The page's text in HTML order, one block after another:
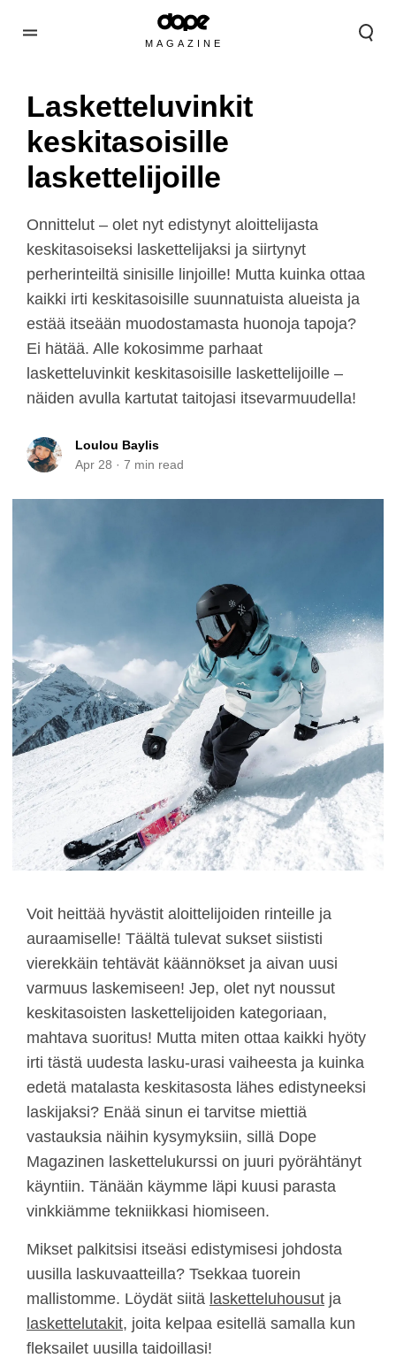
MAGAZINE
Lasketteluvinkit
keskitasoisille
laskettelijoille
Onnittelut – olet nyt edistynyt aloittelijasta
keskitasoiseksi laskettelijaksi ja siirtynyt
perherinteiltä sinisille linjoille! Mutta kuinka ottaa
kaikki irti keskitasoisille suunnatuista alueista ja
estää itseään muodostamasta huonoja tapoja?
Ei hätää. Alle kokosimme parhaat
lasketteluvinkit keskitasoisille laskettelijoille –
näiden avulla kartutat taitojasi itsevarmuudella!
Loulou Baylis
Apr 28 · 7 min read
Voit heittää hyvästit aloittelijoiden rinteille ja
auraamiselle! Täältä tulevat sukset siististi
vierekkäin tehtävät käännökset ja aivan uusi
varmuus laskemiseen! Jep, olet nyt noussut
keskitasoisten laskettelijoiden kategoriaan,
mahtava suoritus! Mutta miten ottaa kaikki hyöty
irti tästä uudesta lasku-urasi vaiheesta ja kuinka
edetä matalasta keskitasosta lähes edistyneeksi
laskijaksi? Enää sinun ei tarvitse miettiä
vastauksia näihin kysymyksiin, sillä Dope
Magazinen laskettelukurssi on juuri pyörähtänyt
käyntiin. Tänään käymme läpi kuusi parasta
vinkkiämme tekniikkasi hiomiseen.
Mikset palkitsisi itseäsi edistymisesi johdosta
uusilla laskuvaatteilla? Tsekkaa tuorein
mallistomme. Löydät siitä lasketteluhousut ja
laskettelutakit, joita kelpaa esitellä samalla kun
fleksailet uusilla taidoillasi!